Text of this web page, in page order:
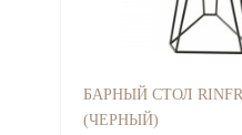
БАРНЫЙ СТОЛ
(ЧЕРНЫЙ)